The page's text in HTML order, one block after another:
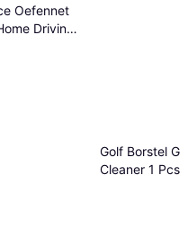
Oefennet
Driving
Golf Borstel
Cleaner 1 Pcs